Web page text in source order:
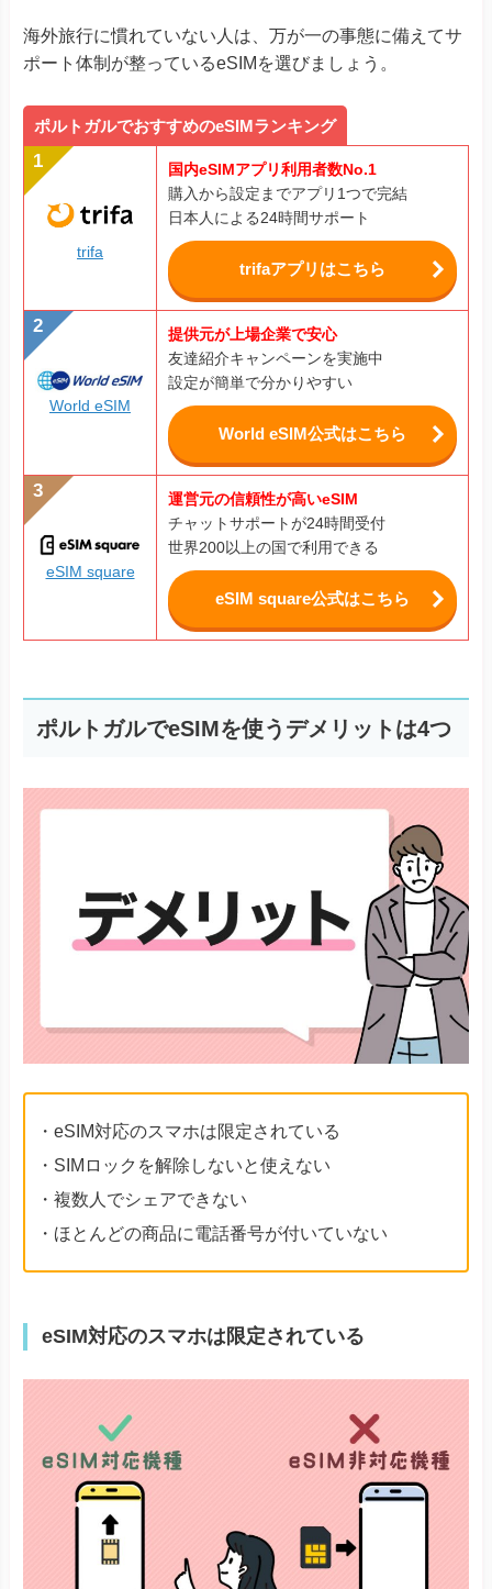
海外旅行に慣れていない人は、万が一の事態に備えてサ
ポート体制が整っているeSIMを選びましょう。
ポルトガルでおすすめのeSIMランキング
trifa
国内eSIMアプリ利用者数No.1
購入から設定までアプリ1つで完結
日本人による24時間サポート
trifaアプリはこちら
World eSIM
提供元が上場企業で安心
友達紹介キャンペーンを実施中
設定が簡単で分かりやすい
World eSIM公式はこちら
eSIM square
運営元の信頼性が高いeSIM
チャットサポートが24時間受付
世界200以上の国で利用できる
eSIM square公式はこちら
ポルトガルでeSIMを使うデメリットは4つ
・eSIM対応のスマホは限定されている
・SIMロックを解除しないと使えない
・複数人でシェアできない
・ほとんどの商品に電話番号が付いていない
eSIM対応のスマホは限定されている